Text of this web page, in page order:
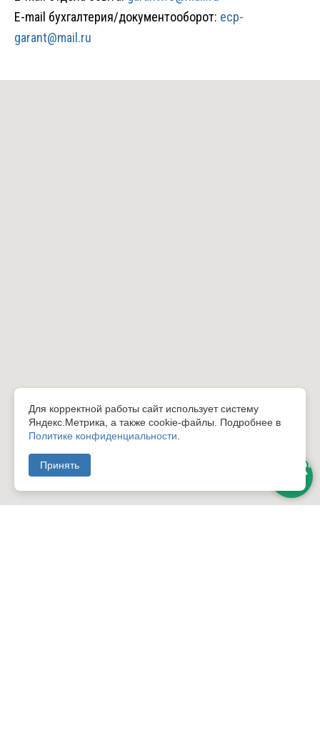
E-mail бухгалтерия/документооборот: ecp-
garant@mail.ru
Для корректной работы сайт использует систему
Яндекс.Метрика, а также cookie-файлы. Подробнее в
Политике конфиденциальности
Принять